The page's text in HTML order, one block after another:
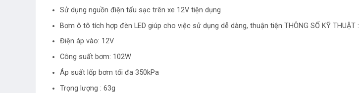
Sử dụng nguồn điện tẩu sạc trên xe 12V tiện dụng
Bơm ô tô tích hợp đèn LED giúp cho việc sử dụng dễ dàng, thuận tiện THÔNG SỐ KỸ THUẬT :
Điện áp vào: 12V
Công suất bơm: 102W
Áp suất lốp bơm tối đa 350kPa
Trọng lượng : 63g